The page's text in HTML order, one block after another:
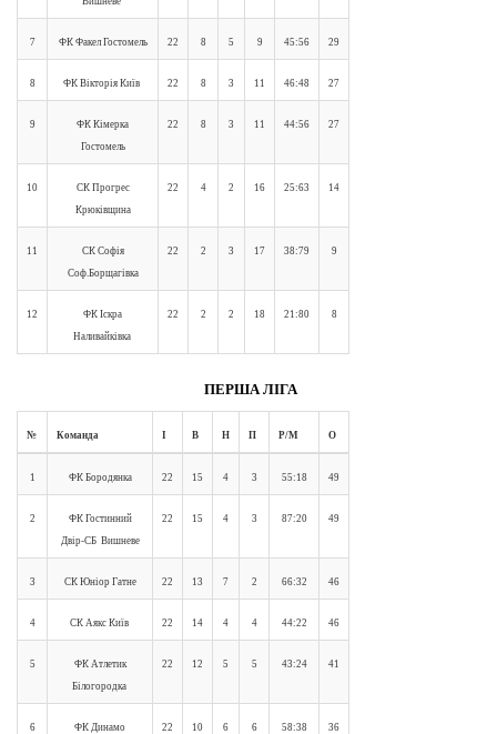
7 ФК Факел Гостомель 22 8 5 9 45:56 29
8 ФК Вікторія Київ 22 8 3 11 46:48 27
9
ФК Кімерка
Гостомель
22 8 3 11 44:56 27
10
СК Прогрес
Крюківщина
22 4 2 16 25:63 14
11
СК Софія
Соф.Борщагівка
22 2 3 17 38:79 9
12
ФК Іскра
Наливайківка
22 2 2 18 21:80 8
ПЕРША ЛІГА
№ Команда І В Н П Р/М О
1 ФК Бородянка 22 15 4 3 55:18 49
2
ФК Гостинний
Двір-СБ Вишневе
22 15 4 3 87:20 49
3 СК Юніор Гатне 22 13 7 2 66:32 46
4 СК Аякс Київ 22 14 4 4 44:22 46
5
ФК Атлетик
Білогородка
22 12 5 5 43:24 41
6
ФК Динамо
22 10 6 6 58:38 36